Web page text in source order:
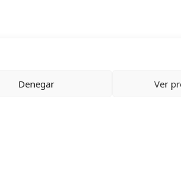
Denegar Ver